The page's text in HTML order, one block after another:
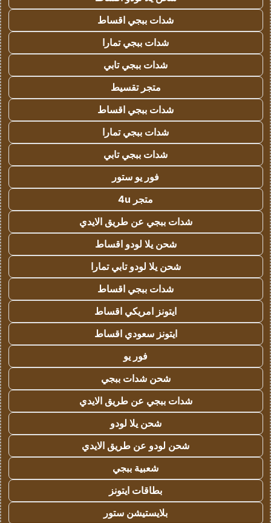
شدات ببجي اقساط
شدات ببجي تمارا
شدات ببجي تابي
متجر تقسيط
شدات ببجي اقساط
شدات ببجي تمارا
شدات ببجي تابي
فور يو ستور
متجر 4u
شدات ببجي عن طريق الايدي
شحن يلا لودو اقساط
شحن يلا لودو تابي تمارا
شدات ببجي اقساط
ايتونز امريكي اقساط
ايتونز سعودي اقساط
فور يو
شحن شدات ببجي
شدات ببجي عن طريق الايدي
شحن يلا لودو
شحن لودو عن طريق الايدي
شعبية ببجي
بطاقات ايتونز
بلايستيشن ستور